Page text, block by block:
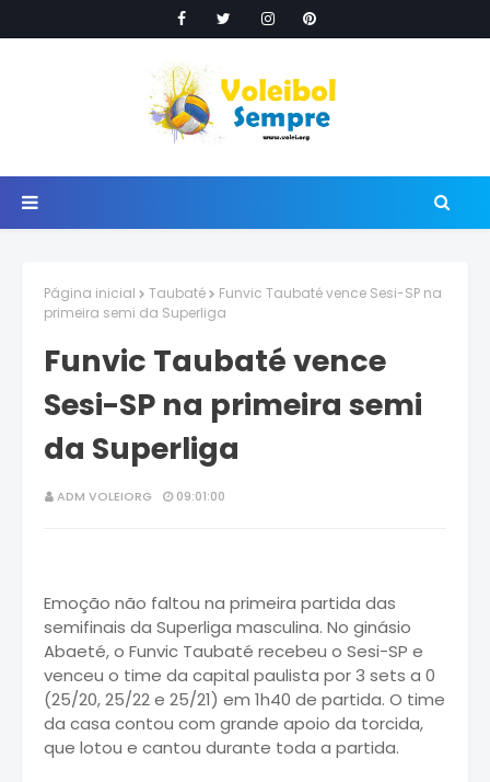
Página inicial Taubaté
Funvic Taubaté vence Sesi-SP na
primeira semi da Superliga
Funvic Taubaté vence
Sesi-SP na primeira semi
da Superliga
ADM VOLEIORG 09:01:00
Emoção não faltou na primeira partida das
semifinais da Superliga masculina. No ginásio
Abaeté, o Funvic Taubaté recebeu o Sesi-SP e
venceu o time da capital paulista por 3 sets a 0
(25/20, 25/22 e 25/21) em 1h40 de partida. O time
da casa contou com grande apoio da torcida,
que lotou e cantou durante toda a partida.